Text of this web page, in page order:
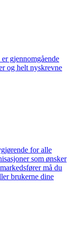
gjennomgående
og helt nyskrevne
for alle
som ønsker
må du
brukerne dine